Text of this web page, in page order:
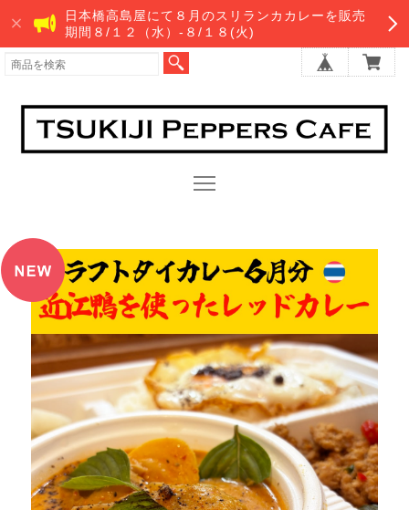
日本橋高島屋にて８月のスリランカカレーを販売
期間８/１２（水）-８/１８(火)